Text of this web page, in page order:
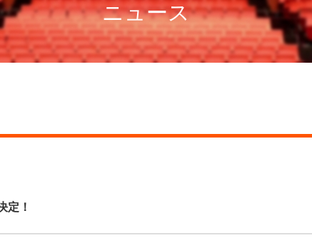
ニュース
定！